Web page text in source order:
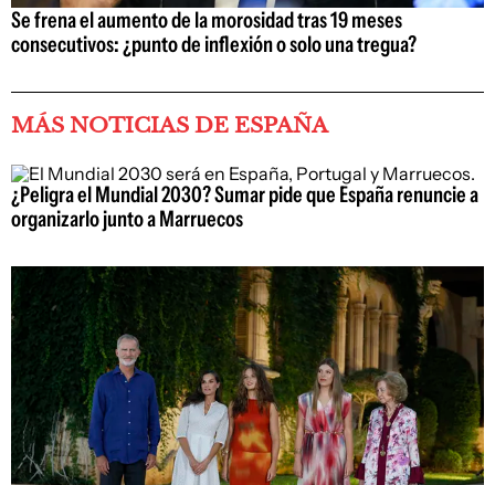
Se frena el aumento de la morosidad tras 19 meses
consecutivos: ¿punto de inflexión o solo una tregua?
MÁS NOTICIAS DE ESPAÑA
¿Peligra el Mundial 2030? Sumar pide que España renuncie a
organizarlo junto a Marruecos